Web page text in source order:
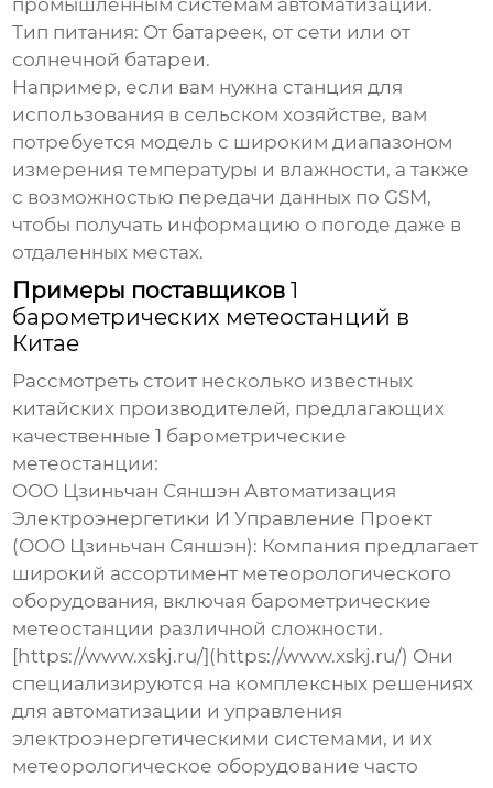
промышленным системам автоматизации.
Тип питания: От батареек, от сети или от
солнечной батареи.
Например, если вам нужна станция для
использования в сельском хозяйстве, вам
потребуется модель с широким диапазоном
измерения температуры и влажности, а также
с возможностью передачи данных по GSM,
чтобы получать информацию о погоде даже в
отдаленных местах.
Примеры поставщиков1
барометрических метеостанций в
Китае
Рассмотреть стоит несколько известных
китайских производителей, предлагающих
качественные1 барометрические
метеостанции:
ООО Цзиньчан Сяншэн Автоматизация
Электроэнергетики И Управление Проект
(ООО Цзиньчан Сяншэн): Компания предлагает
широкий ассортимент метеорологического
оборудования, включая барометрические
метеостанции различной сложности.
[https://www.xskj.ru/](https://www.xskj.ru/) Они
специализируются на комплексных решениях
для автоматизации и управления
электроэнергетическими системами, и их
метеорологическое оборудование часто